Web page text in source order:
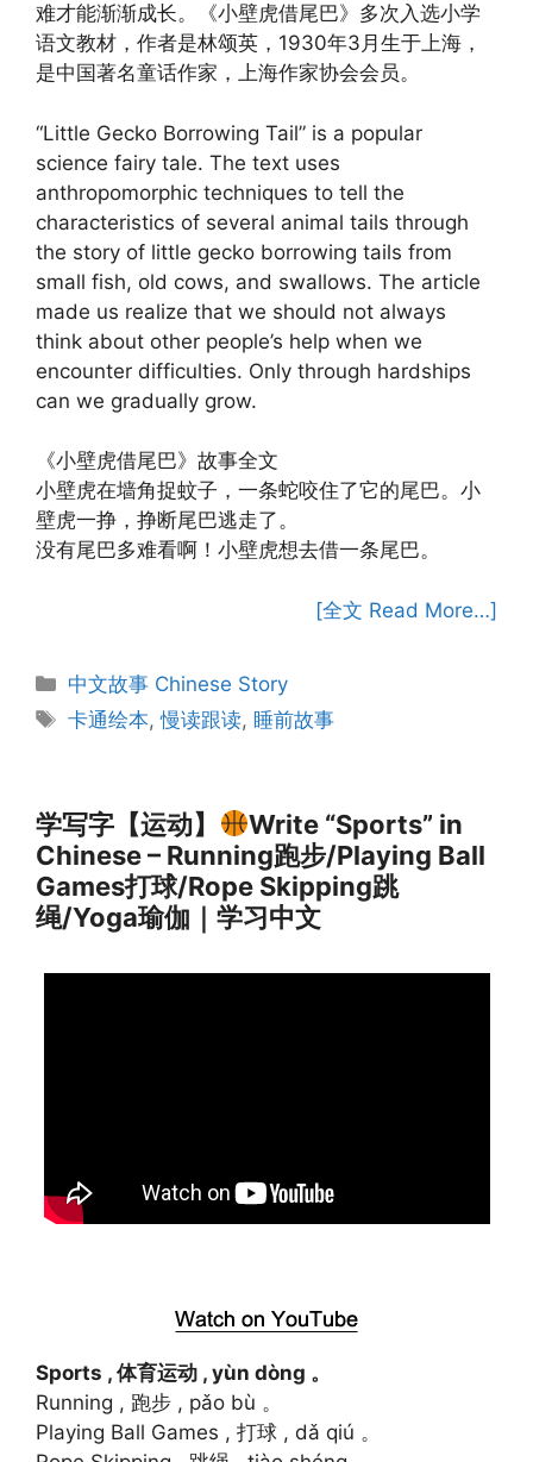
难才能渐渐成长。《小壁虎借尾巴》多次入选小学
语文教材，作者是林颂英，1930年3月生于上海，
是中国著名童话作家，上海作家协会会员。
“Little Gecko Borrowing Tail” is a popular
science fairy tale. The text uses
anthropomorphic techniques to tell the
characteristics of several animal tails through
the story of little gecko borrowing tails from
small fish, old cows, and swallows. The article
made us realize that we should not always
think about other people’s help when we
encounter difficulties. Only through hardships
can we gradually grow.
《小壁虎借尾巴》故事全文
小壁虎在墙角捉蚊子，一条蛇咬住了它的尾巴。小
壁虎一挣，挣断尾巴逃走了。
没有尾巴多难看啊！小壁虎想去借一条尾巴。
[全文 Read More…]
Categories
中文故事 Chinese Story
Tags
卡通绘本,慢读跟读,睡前故事
学写字【运动】
Write “Sports” in
Chinese – Running跑步/Playing Ball
Games打球/Rope Skipping跳
绳/Yoga瑜伽｜学习中文
Sports , 体育运动 , yùn dòng 。
Running , 跑步 , pǎo bù 。
Playing Ball Games , 打球 , dǎ qiú 。